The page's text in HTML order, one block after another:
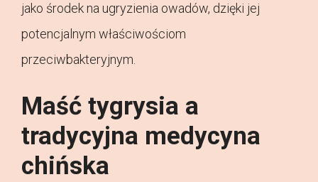
jako środek na ugryzienia owadów, dzięki jej
potencjalnym właściwościom
przeciwbakteryjnym.
Maść tygrysia a
tradycyjna medycyna
chińska